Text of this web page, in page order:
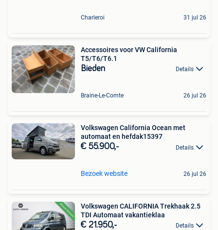
Charleroi 31 jul 26
Accessoires voor VW California
T5/T6/T6.1
Bieden Details
Braine-Le-Comte 26 jul 26
Volkswagen California Ocean met
automaat en hefdak15397
€ 55.900,- Details
Bezoek website 26 jul 26
Volkswagen CALIFORNIA Trekhaak 2.5
TDI Automaat vakantieklaa
€ 21.950,- Details